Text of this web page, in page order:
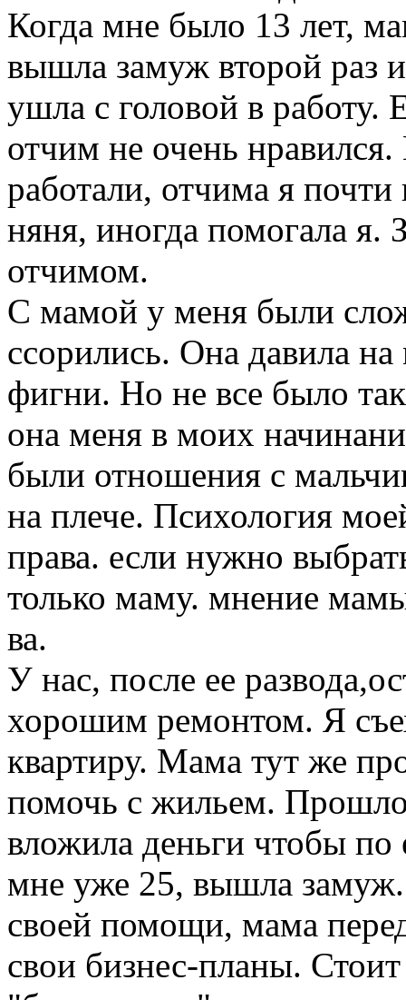
Когда мне было 13 лет,
вышла замуж второй раз
ушла с головой в
отчим не очень
работали, отчима я
няня, иногда помогала я.
отчимом.
С мамой у меня были
ссорились. Она давила
фигни. Но не все было
она меня в моих
были отношения с
на плече. Психология
права. если нужно
только маму. мнение
ва.
У нас, после ее
хорошим ремонтом. Я
квартиру. Мама тут же
помочь с жильем.
вложила деньги чтобы
мне уже 25, вышла
своей помощи, мама
свои бизнес-планы.